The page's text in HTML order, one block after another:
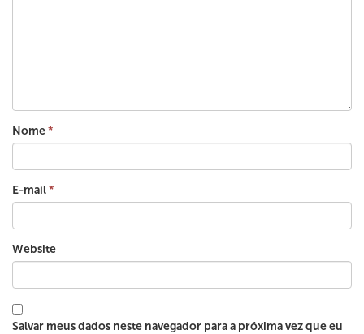
Nome*
E-mail*
Website
Salvar meus dados neste navegador para a próxima vez que eu